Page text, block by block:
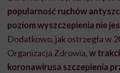
popularność ruchów
poziom wyszczepienia nie
Dodatkowo, jak ostrzegła w
Organizacja Zdrowia,w
koronawirusa szczepienia